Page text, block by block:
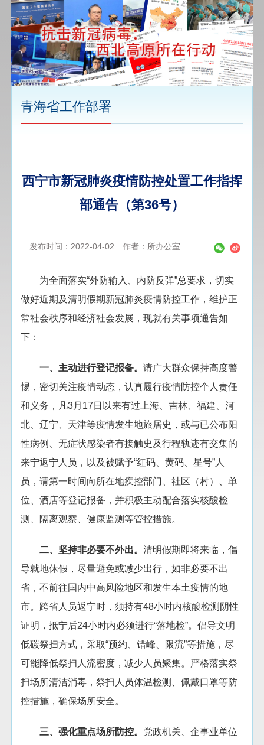
青海省工作部署
西宁市新冠肺炎疫情防控处置工作指挥
部通告（第36号）
发布时间：2022-04-02作者：所办公室
为全面落实“外防输入、内防反弹”总要求，切实
做好近期及清明假期新冠肺炎疫情防控工作，维护正
常社会秩序和经济社会发展，现就有关事项通告如
下：
一、主动进行登记报备。请广大群众保持高度警
惕，密切关注疫情动态，认真履行疫情防控个人责任
和义务，凡3月17日以来有过上海、吉林、福建、河
北、辽宁、天津等疫情发生地旅居史，或与已公布阳
性病例、无症状感染者有接触史及行程轨迹有交集的
来宁返宁人员，以及被赋予“红码、黄码、星号”人
员，请第一时间向所在地疾控部门、社区（村）、单
位、酒店等登记报备，并积极主动配合落实核酸检
测、隔离观察、健康监测等管控措施。
二、坚持非必要不外出。清明假期即将来临，倡
导就地休假，尽量避免或减少出行，如非必要不出
省，不前往国内中高风险地区和发生本土疫情的地
市。跨省人员返宁时，须持有48小时内核酸检测阴性
证明，抵宁后24小时内必须进行“落地检”。倡导文明
低碳祭扫方式，采取“预约、错峰、限流”等措施，尽
可能降低祭扫人流密度，减少人员聚集。严格落实祭
扫场所清洁消毒，祭扫人员体温检测、佩戴口罩等防
控措施，确保场所安全。
三、强化重点场所防控。 党政机关、企事业单位